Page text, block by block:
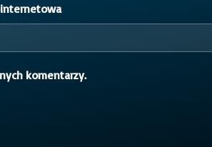
komentarzy.